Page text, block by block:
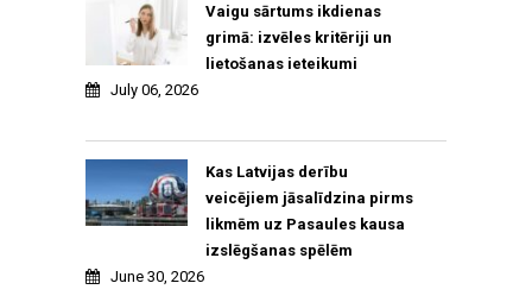
Vaigu sārtums ikdienas
grimā: izvēles kritēriji un
lietošanas ieteikumi
July 06, 2026
Kas Latvijas derību
veicējiem jāsalīdzina pirms
likmēm uz Pasaules kausa
izslēgšanas spēlēm
June 30, 2026